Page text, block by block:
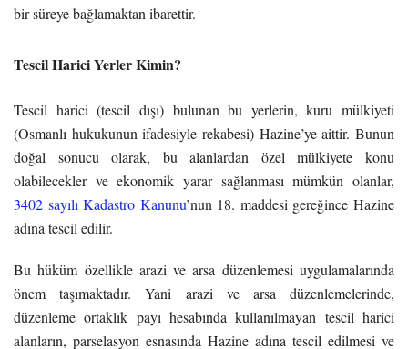
bir süreye bağlamaktan ibarettir.
Tescil Harici Yerler Kimin?
Tescil harici (tescil dışı) bulunan bu yerlerin, kuru mülkiyeti
(Osmanlı hukukunun ifadesiyle rekabesi) Hazine’ye aittir. Bunun
doğal sonucu olarak, bu alanlardan özel mülkiyete konu
olabilecekler ve ekonomik yarar sağlanması mümkün olanlar,
3402 sayılı Kadastro Kanunu’nun 18. maddesi gereğince Hazine
adına tescil edilir.
Bu hüküm özellikle arazi ve arsa düzenlemesi uygulamalarında
önem taşımaktadır. Yani arazi ve arsa düzenlemelerinde,
düzenleme ortaklık payı hesabında kullanılmayan tescil harici
alanların, parselasyon esnasında Hazine adına tescil edilmesi ve